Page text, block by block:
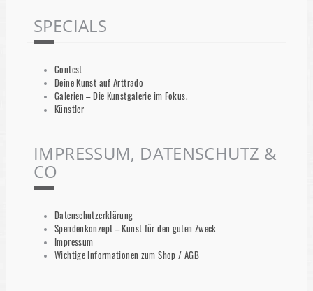
SPECIALS
Contest
Deine Kunst auf Arttrado
Galerien – Die Kunstgalerie im Fokus.
Künstler
IMPRESSUM, DATENSCHUTZ &
CO
Datenschutzerklärung
Spendenkonzept – Kunst für den guten Zweck
Impressum
Wichtige Informationen zum Shop / AGB